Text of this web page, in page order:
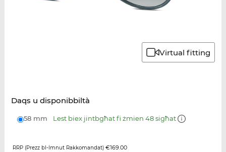
Virtual fitting
Daqs u disponibbiltà
58 mm Lest biex jintbgħat fi żmien 48 sigħat
RRP (Prezz bl-Imnut Rakkomandat) €169.00